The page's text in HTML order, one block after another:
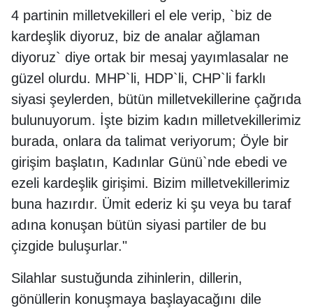
4 partinin milletvekilleri el ele verip, `biz de
kardeşlik diyoruz, biz de analar ağlaman
diyoruz` diye ortak bir mesaj yayımlasalar ne
güzel olurdu. MHP`li, HDP`li, CHP`li farklı
siyasi şeylerden, bütün milletvekillerine çağrıda
bulunuyorum. İşte bizim kadın milletvekillerimiz
burada, onlara da talimat veriyorum; Öyle bir
girişim başlatın, Kadınlar Günü`nde ebedi ve
ezeli kardeşlik girişimi. Bizim milletvekillerimiz
buna hazırdır. Ümit ederiz ki şu veya bu taraf
adına konuşan bütün siyasi partiler de bu
çizgide buluşurlar."
Silahlar sustuğunda zihinlerin, dillerin,
gönüllerin konuşmaya başlayacağını dile